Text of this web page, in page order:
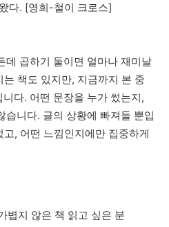
다. [영희-철이 크로스]
데 곱하기 둘이면 얼마나 재미날
는 책도 있지만, 지금까지 본 중
니다. 어떤 문장을 누가 썼는지,
습니다. 글의 상황에 빠져들 뿐입
고, 어떤 느낌인지에만 집중하게
볍지 않은 책 읽고 싶은 분